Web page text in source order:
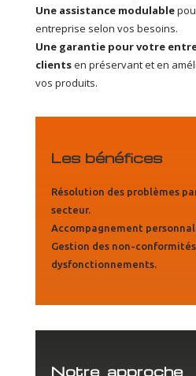
Une assistance modulable
entreprise selon vos besoins.
Une garantie pour votre
clientsen préservant et en
vos produits.
Les bénéfices
Résolution des problèmes
secteur.
Accompagnement
Gestion des non-
dysfonctionnements.
Notre approche